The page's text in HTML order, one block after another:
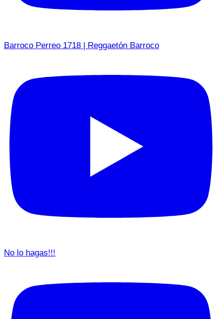
Barroco Perreo 1718 | Reggaetón Barroco
No lo hagas!!!